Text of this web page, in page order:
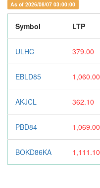
As of 2026/08/07 03:00:00
Symbol LTP
ULHC 379.00
EBLD85 1,060.00
AKJCL 362.10
PBD84 1,069.00
BOKD86KA 1,111.10